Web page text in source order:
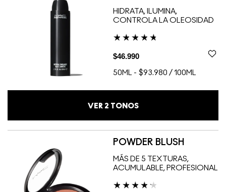
HIDRATA, ILUMINA,
CONTROLA LA OLEOSIDAD
$46.990
50ML - $93.980 / 100ML
VER 2 TONOS
POWDER BLUSH
MÁS DE 5 TEXTURAS,
ACUMULABLE, PROFESIONAL